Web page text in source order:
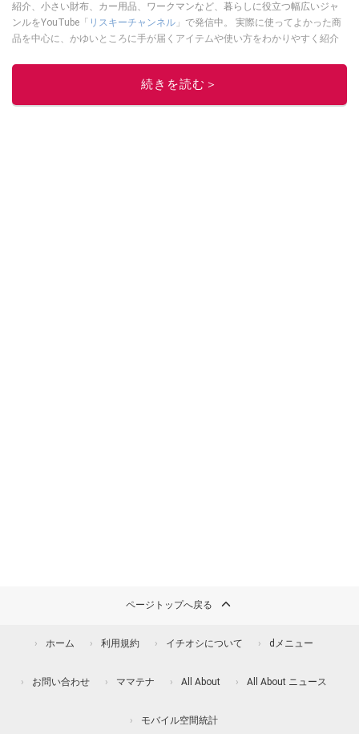
紹介、小さい財布、カー用品、ワークマンなど、暮らしに役立つ幅広いジャ
ンルをYouTube「 リスキーチャンネル 」で発信中。 実際に使ってよかった商
品を中心に、かゆいところに手が届くアイテムや使い方をわかりやすく紹介
このイチオシストの他の記事を読む
続きを読む＞
ページトップへ戻る
ホーム 利用規約 イチオシについて dメニュー
お問い合わせ ママテナ All About All About ニュース
モバイル空間統計